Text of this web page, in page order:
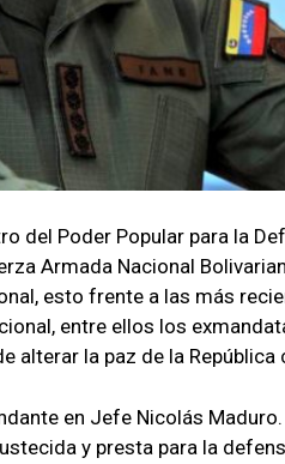
del Poder Popular para la
Armada Nacional
esto frente a las más
entre ellos los
alterar la paz de la
en Jefe Nicolás
y presta para la